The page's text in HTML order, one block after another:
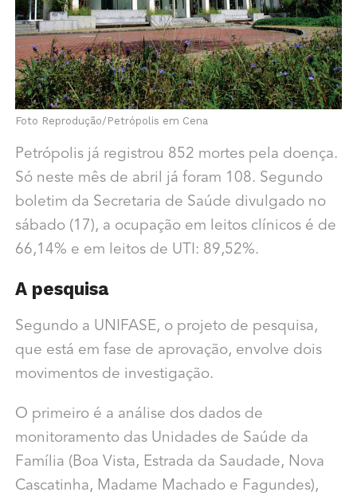
Foto Reprodução/Petrópolis em Cena
Petrópolis já registrou 852 mortes pela doença.
Só neste mês de abril já foram 108. Segundo
boletim da Secretaria de Saúde divulgado no
sábado (17), a ocupação em leitos clínicos é de
66,14% e em leitos de UTI: 89,52%.
A pesquisa
Segundo a UNIFASE, o projeto de pesquisa,
que está em fase de aprovação, envolve dois
movimentos de investigação.
O primeiro é a análise dos dados de
monitoramento das Unidades de Saúde da
Família (Boa Vista, Estrada da Saudade, Nova
Cascatinha, Madame Machado e Fagundes),